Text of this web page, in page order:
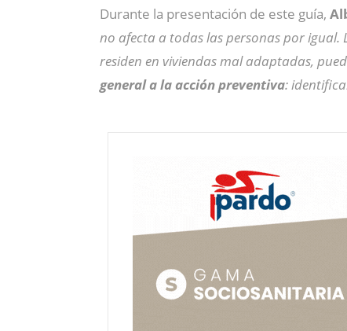
Durante la presentación de este guía,
no afecta a todas las personas por igual.
residen en viviendas mal adaptadas,
general a la acción preventiva: